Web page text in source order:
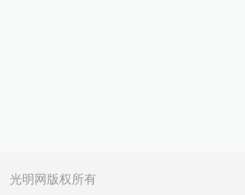
光明网版权所有